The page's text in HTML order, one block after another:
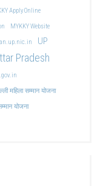
Apply Online
MYKKY Website
UP
Pradesh
महिला सम्मान योजना
योजना